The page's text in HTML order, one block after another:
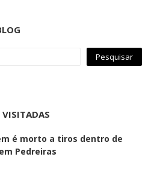
VISITADAS
é morto a tiros dentro de
Pedreiras